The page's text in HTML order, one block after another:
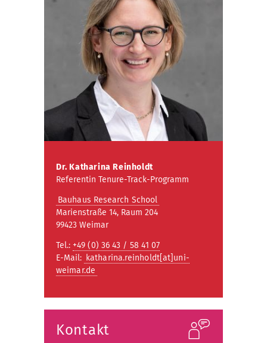
Dr. Katharina Reinholdt
Referentin Tenure-Track-Programm
Bauhaus Research School
Marienstraße 14, Raum 204
99423 Weimar
Tel.: +49 (0) 36 43 / 58 41 07
E-Mail: katharina.reinholdt[at]uni-
weimar.de
Kontakt